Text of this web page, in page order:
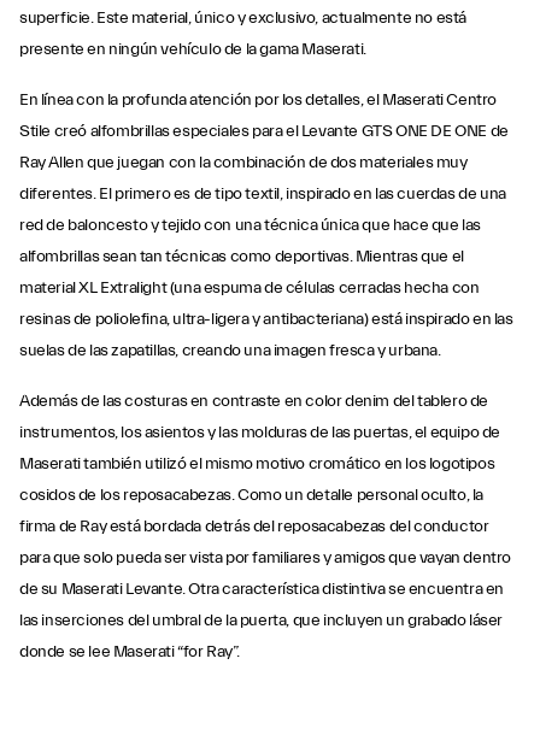
superficie. Este material, único y exclusivo, actualmente no está
presente en ningún vehículo de la gama Maserati.
En línea con la profunda atención por los detalles, el Maserati Centro
Stile creó alfombrillas especiales para el Levante GTS ONE DE ONE de
Ray Allen que juegan con la combinación de dos materiales muy
diferentes. El primero es de tipo textil, inspirado en las cuerdas de una
red de baloncesto y tejido con una técnica única que hace que las
alfombrillas sean tan técnicas como deportivas. Mientras que el
material XL Extralight (una espuma de células cerradas hecha con
resinas de poliolefina, ultra-ligera y antibacteriana) está inspirado en las
suelas de las zapatillas, creando una imagen fresca y urbana.
Además de las costuras en contraste en color denim del tablero de
instrumentos, los asientos y las molduras de las puertas, el equipo de
Maserati también utilizó el mismo motivo cromático en los logotipos
cosidos de los reposacabezas. Como un detalle personal oculto, la
firma de Ray está bordada detrás del reposacabezas del conductor
para que solo pueda ser vista por familiares y amigos que vayan dentro
de su Maserati Levante. Otra característica distintiva se encuentra en
las inserciones del umbral de la puerta, que incluyen un grabado láser
donde se lee Maserati “for Ray”.